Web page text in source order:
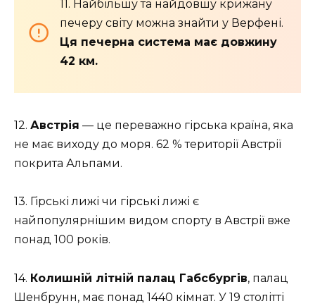
11. Найбільшу та найдовшу крижану
печеру світу можна знайти у Верфені.
Ця печерна система має довжину
42 км.
12. Австрія — це переважно гірська країна, яка
не має виходу до моря. 62 % території Австрії
покрита Альпами.
13. Гірські лижі чи гірські лижі є
найпопулярнішим видом спорту в Австрії вже
понад 100 років.
14. Колишній літній палац Габсбургів, палац
Шенбрунн, має понад 1440 кімнат. У 19 столітті